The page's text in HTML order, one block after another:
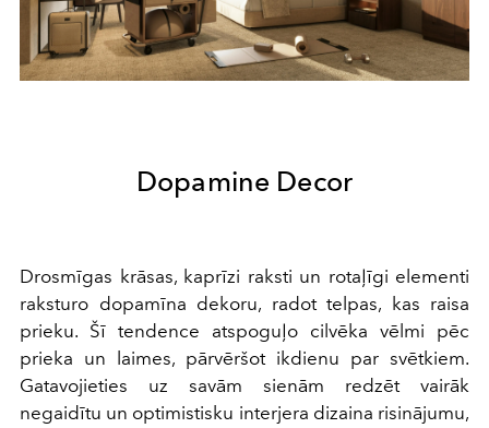
Dopamine Decor
Drosmīgas krāsas, kaprīzi raksti un rotaļīgi elementi
raksturo dopamīna dekoru, radot telpas, kas raisa
prieku. Šī tendence atspoguļo cilvēka vēlmi pēc
prieka un laimes, pārvēršot ikdienu par svētkiem.
Gatavojieties uz savām sienām redzēt vairāk
negaidītu un optimistisku interjera dizaina risinājumu,